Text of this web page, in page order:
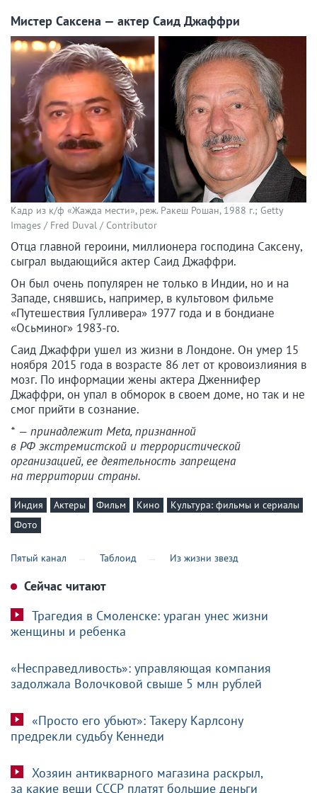
Мистер Саксена — актер Саид Джаффри
Кадр из к/ф «Жажда мести», реж. Ракеш Рошан, 1988 г.; Getty
Images / Fred Duval / Contributor
Отца главной героини, миллионера господина Саксену,
сыграл выдающийся актер Саид Джаффри.
Он был очень популярен не только в Индии, но и на
Западе, снявшись, например, в культовом фильме
«Путешествия Гулливера» 1977 года и в бондиане
«Осьминог» 1983-го.
Саид Джаффри ушел из жизни в Лондоне. Он умер 15
ноября 2015 года в возрасте 86 лет от кровоизлияния в
мозг. По информации жены актера Дженнифер
Джаффри, он упал в обморок в своем доме, но так и не
смог прийти в сознание.
* — принадлежит Meta, признанной
в РФ экстремистской и террористической
организацией, ее деятельность запрещена
на территории страны.
Индия Актеры Фильм Кино
Культура: фильмы и сериалы
Фото
Пятый канал Таблоид Из жизни звезд
Сейчас читают
Трагедия в Смоленске: ураган унес жизни
женщины и ребенка
«Несправедливость»: управляющая компания
задолжала Волочковой свыше 5 млн рублей
«Просто его убьют»: Такеру Карлсону
предрекли судьбу Кеннеди
Хозяин антикварного магазина раскрыл,
за какие вещи СССР платят большие деньги